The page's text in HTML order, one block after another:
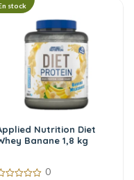
stock
Nutrition Diet
Banane 1,8 kg
0